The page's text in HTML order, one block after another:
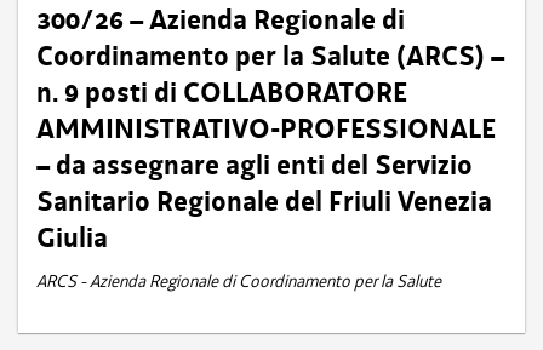
300/26 – Azienda Regionale di
Coordinamento per la Salute (ARCS) –
n. 9 posti di COLLABORATORE
AMMINISTRATIVO-PROFESSIONALE
– da assegnare agli enti del Servizio
Sanitario Regionale del Friuli Venezia
Giulia
ARCS - Azienda Regionale di Coordinamento per la Salute